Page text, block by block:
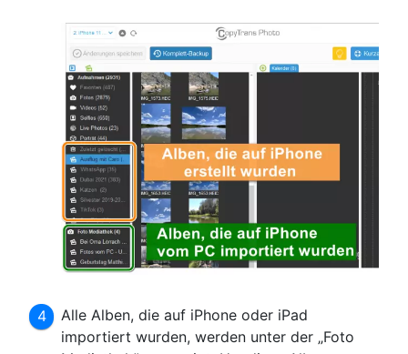
Alle Alben, die auf iPhone oder iPad
importiert wurden, werden unter der „Foto